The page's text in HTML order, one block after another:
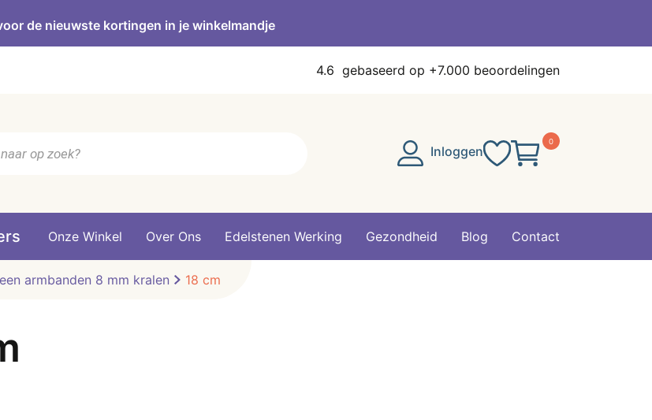
de nieuwste kortingen in je winkelmandje
4.6 gebaseerd op +7.000 beoordelingen
Inloggen
0
Onze Winkel Over Ons Edelstenen Werking Gezondheid Blog Contact
armbanden 8 mm kralen 18 cm